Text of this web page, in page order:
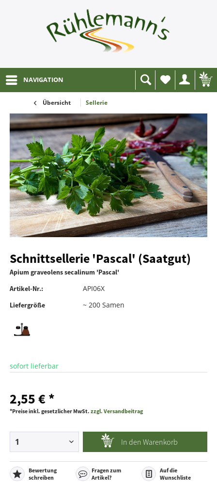
NAVIGATION
Wunschliste
Übersicht Sellerie
Schnittsellerie 'Pascal' (Saatgut)
Apium graveolens secalinum 'Pascal'
Artikel-Nr.:
API06X
Liefergröße ~ 200 Samen
sofort lieferbar
2,55 € *
*Preise inkl. gesetzlicher MwSt. zzgl. Versandbeitrag
In den Warenkorb
Bewertung
schreiben
Fragen zum
Artikel?
Auf die
Wunschliste